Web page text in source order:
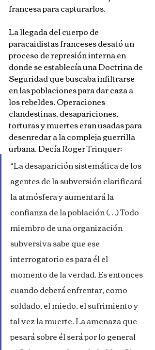
francesa para capturarlos.
La llegada del cuerpo de
paracaidistas franceses desató un
proceso de represión interna en
donde se establecía una Doctrina de
Seguridad que buscaba infiltrarse
en las poblaciones para dar caza a
los rebeldes. Operaciones
clandestinas, desapariciones,
torturas y muertes eran usadas para
desenredar a la compleja guerrilla
urbana. Decía Roger Trinquer:
“La desaparición sistemática de los
agentes de la subversión clarificará
la atmósfera y aumentará la
confianza de la población (…) Todo
miembro de una organización
subversiva sabe que ese
interrogatorio es para él el
momento de la verdad. Es entonces
cuando deberá enfrentar, como
soldado, el miedo, el sufrimiento y
tal vez la muerte. La amenaza que
pesará sobre él será por lo general